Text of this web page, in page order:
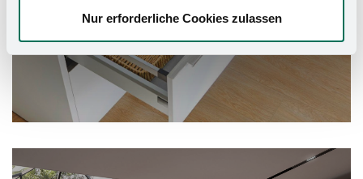
Nur erforderliche Cookies zulassen